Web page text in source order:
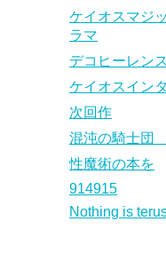
ケイオスマジ
ラマ
デコヒーレンス
ケイオスイン
次回作
混沌の騎士団
性魔術の本を
914915
Nothing is